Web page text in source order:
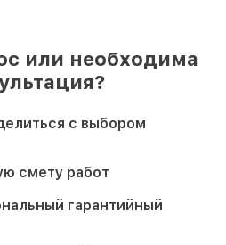
или необходима
с выбором
смету работ
гарантийный